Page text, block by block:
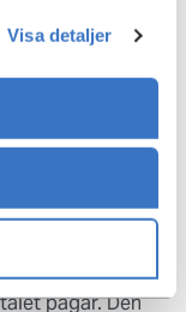
Visa detaljer
verksamhet
momsbelagd är
dig inte moms.
av deposition
pågår. Den